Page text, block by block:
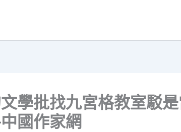
學批找九宮格教室駁
國作家網